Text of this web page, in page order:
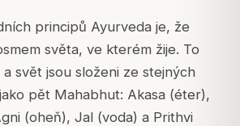
principů Ayurveda je, že
světa, ve kterém žije. To
svět jsou složeni ze stejných
pět Mahabhut: Akasa (éter),
(oheň), Jal (voda) a Prithvi